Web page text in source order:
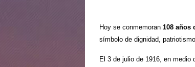
Hoy se conmemoran 108 años
símbolo de dignidad,
El 3 de julio de 1916, en